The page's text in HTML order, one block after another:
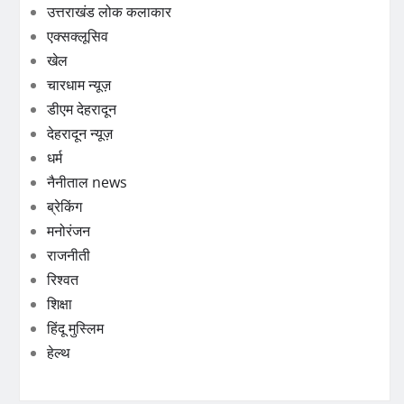
उत्तराखंड लोक कलाकार
एक्सक्लूसिव
खेल
चारधाम न्यूज़
डीएम देहरादून
देहरादून न्यूज़
धर्म
नैनीताल news
ब्रेकिंग
मनोरंजन
राजनीती
रिश्वत
शिक्षा
हिंदू मुस्लिम
हेल्थ